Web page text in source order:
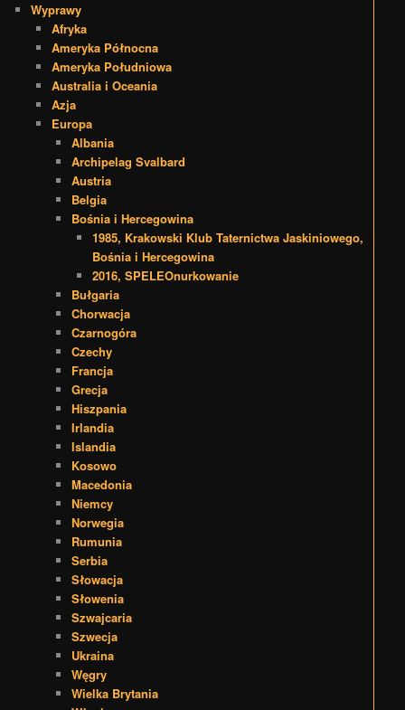
Wyprawy
Afryka
Ameryka Północna
Ameryka Południowa
Australia i Oceania
Azja
Europa
Albania
Archipelag Svalbard
Austria
Belgia
Bośnia i Hercegowina
1985, Krakowski Klub Taternictwa Jaskiniowego,
Bośnia i Hercegowina
2016, SPELEOnurkowanie
Bułgaria
Chorwacja
Czarnogóra
Czechy
Francja
Grecja
Hiszpania
Irlandia
Islandia
Kosowo
Macedonia
Niemcy
Norwegia
Rumunia
Serbia
Słowacja
Słowenia
Szwajcaria
Szwecja
Ukraina
Węgry
Wielka Brytania